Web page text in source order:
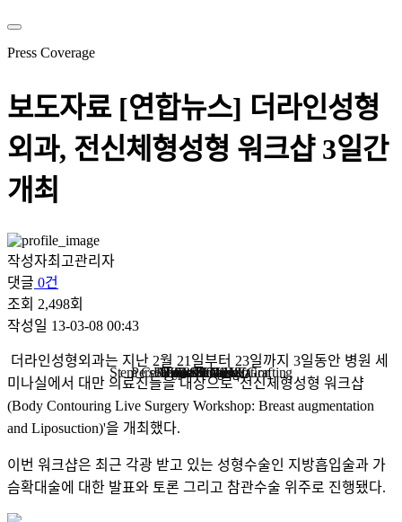
Personalized Consultation
Stem Cell
Stem Cell Liposuction & Grafting
Face & Body Lift
Petit & Lifting
Breast Surgery
LAST Diet
Eyes & Nose
Reviews
About TheLINE
Press Coverage
보도자료 [연합뉴스] 더라인성형
외과, 전신체형성형 워크샵 3일간
개최
작성자최고관리자
댓글 0건
조회 2,498회
작성일 13-03-08 00:43
더라인성형외과는 지난 2월 21일부터 23일까지 3일동안 병원 세
미나실에서 대만 의료진들을 대상으로 '전신체형성형 워크샵
(Body Contouring Live Surgery Workshop: Breast augmentation
and Liposuction)'을 개최했다.
이번 워크샵은 최근 각광 받고 있는 성형수술인 지방흡입술과 가
슴확대술에 대한 발표와 토론 그리고 참관수술 위주로 진행됐다.